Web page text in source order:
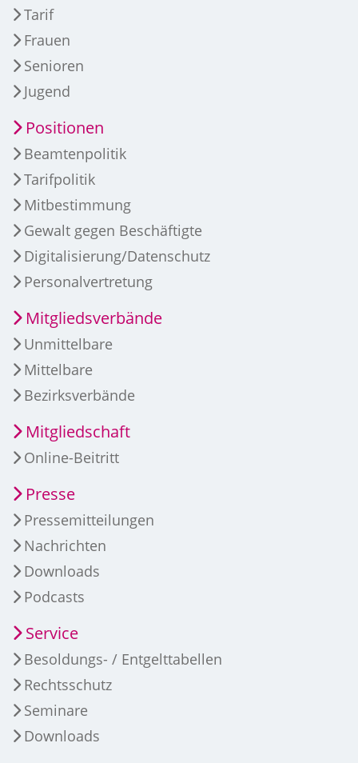
Tarif
Frauen
Senioren
Jugend
Positionen
Beamtenpolitik
Tarifpolitik
Mitbestimmung
Gewalt gegen Beschäftigte
Digitalisierung/Datenschutz
Personalvertretung
Mitgliedsverbände
Unmittelbare
Mittelbare
Bezirksverbände
Mitgliedschaft
Online-Beitritt
Presse
Pressemitteilungen
Nachrichten
Downloads
Podcasts
Service
Besoldungs- / Entgelttabellen
Rechtsschutz
Seminare
Downloads